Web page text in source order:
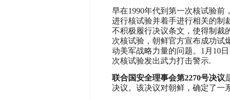
早在1990年代到第一次核试验
进行核试验并着手进行相关的制
不积极履行决议条文，使得制裁
次核试验，朝鲜官方宣布成功试
动美军战略力量的问题。1月10
次核试验发出武力打击警示.
联合国安全理事会第2270号决议
决议。该决议对朝鲜，确定了一